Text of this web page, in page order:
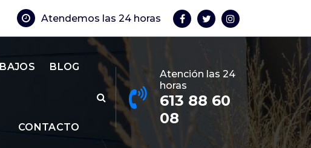
Atendemos las 24 horas
BLOG
CONTACTO
Atención las 24
horas
613 88 60
08